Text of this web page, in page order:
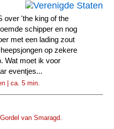
over 'the king of the
schipper en nog
met een lading zout
op zekere
Wat moet ik voor
eventjes...
| ca. 5 min.
van Smaragd.